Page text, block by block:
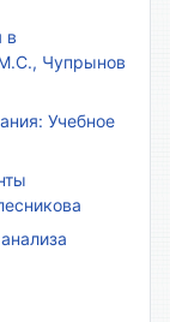
в
Чупрынов
Учебное